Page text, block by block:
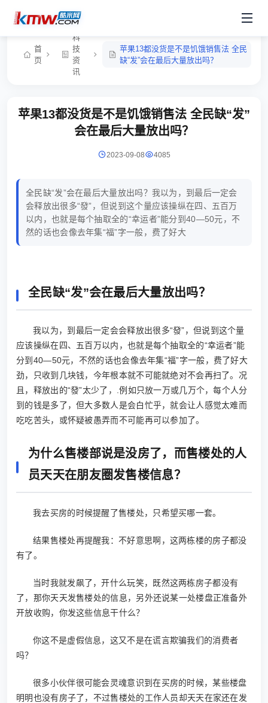
首
页
科
技
资
讯
苹果13都没货是不是饥饿销售法 全民
缺“发”会在最后大量放出吗？
苹果13都没货是不是饥饿销售法 全民缺“发”
会在最后大量放出吗？
2023-09-08 4085
全民缺“发”会在最后大量放出吗？我以为，到最后一定会
会释放出很多“發”，但说到这个量应该操纵在四、五百万
以内，也就是每个抽取全的“幸运者”能分到40―50元，不
然的话也会像去年集“福”字一般，费了好大
全民缺“发”会在最后大量放出吗？
我以为，到最后一定会会释放出很多“發”，但说到这个量
应该操纵在四、五百万以内，也就是每个抽取全的“幸运者”能
分到40―50元，不然的话也会像去年集“福”字一般，费了好大
劲，只收到几块钱，今年根本就不可能就绝对不会再扫了。况
且，释放出的“發”太少了，.例如只放一万或几万个，每个人分
到的钱是多了，但大多数人是会白忙乎，就会让人感觉太难而
吃吃苦头，或怀疑被愚弄而不可能再可以参加了。
为什么售楼部说是没房了，而售楼处的人
员天天在朋友圈发售楼信息？
我去买房的时候提醒了售楼处，只希望买哪一套。
结果售楼处再提醒我：不好意思啊，这两栋楼的房子都没
有了。
当时我就发飙了，开什么玩笑，既然这两栋房子都没有
了，那你天天发售楼处的信息，另外还说某一处楼盘正准备外
开放收购，你发这些信息干什么？
你这不是虚假信息，这又不是在谎言欺骗我们的消费者
吗？
很多小伙伴很可能会灵魂意识到在买房的时候，某些楼盘
明明也没有房子了，不过售楼处的工作人员却天天在家还在发